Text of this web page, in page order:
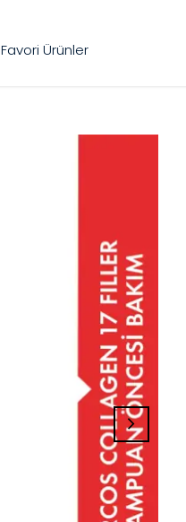
Favori Ürünler